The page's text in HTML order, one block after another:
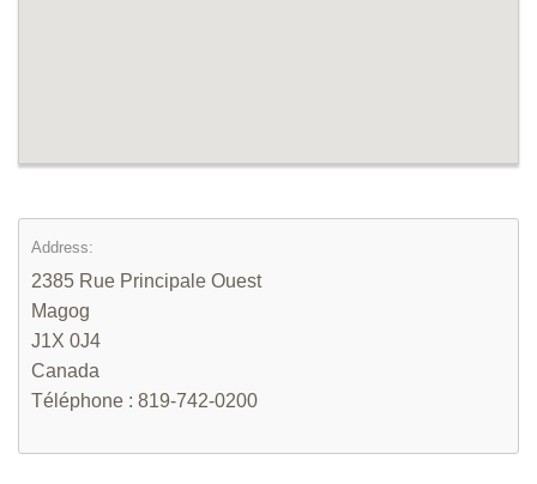
Address:
2385 Rue Principale Ouest
Magog
J1X 0J4
Canada
Téléphone : 819-742-0200